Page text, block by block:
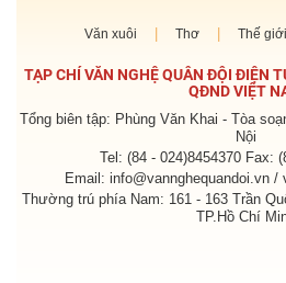
Văn xuôi Thơ Thế giới
TẠP CHÍ VĂN NGHỆ QUÂN ĐỘI ĐIỆN
QĐND VIỆT
Tổng biên tập: Phùng Văn Khai - Tòa
Nội
Tel: (84 - 024)8454370 Fax:
Email: info@vannghequandoi.vn /
Thường trú phía Nam: 161 - 163 Trần
TP.Hồ Chí